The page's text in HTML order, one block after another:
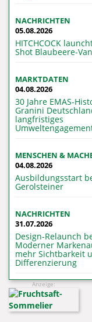
NACHRICHTEN
05.08.2026
HITCHCOCK
Shot Blaubeere-
MARKTDATEN
04.08.2026
30 Jahre EMAS-
Granini
langfristiges
MENSCHEN &
04.08.2026
Ausbildungsstart
Gerolsteiner
NACHRICHTEN
31.07.2026
Design-Relaunch
Moderner
mehr Sichtbarkeit
Differenzierung
Anzeige: